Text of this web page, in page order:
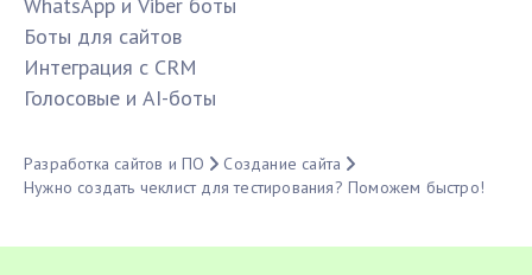
WhatsApp и Viber боты
Боты для сайтов
Интеграция с CRM
Голосовые и AI-боты
Разработка сайтов и ПО
Создание сайта
Нужно создать чеклист для тестирования? Поможем быстро!